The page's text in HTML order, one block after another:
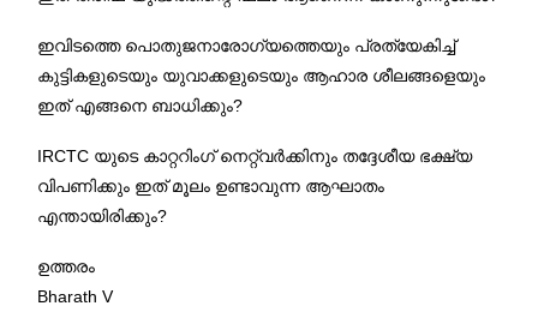
ഇവിടത്തെ പൊതുജനാരോഗ്യത്തെയും പ്രത്യേകിച്ച്
കുട്ടികളുടെയും യുവാക്കളുടെയും ആഹാര ശീലങ്ങളെയും
ഇത് എങ്ങനെ ബാധിക്കും?
IRCTC യുടെ കാറ്ററിംഗ് നെറ്റ്‌വർക്കിനും തദ്ദേശീയ ഭക്ഷ്യ
വിപണിക്കും ഇത് മൂലം ഉണ്ടാവുന്ന ആഘാതം
എന്തായിരിക്കും?
ഉത്തരം
Bharath V